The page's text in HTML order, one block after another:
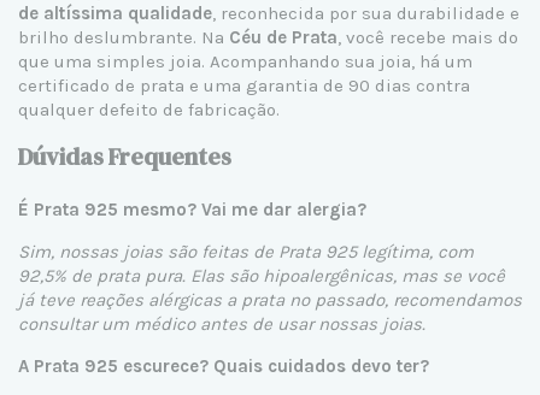
de altíssima qualidade, reconhecida por sua durabilidade e
brilho deslumbrante. Na Céu de Prata, você recebe mais do
que uma simples joia. Acompanhando sua joia, há um
certificado de prata e uma garantia de 90 dias contra
qualquer defeito de fabricação.
Dúvidas Frequentes
É Prata 925 mesmo? Vai me dar alergia?
Sim, nossas joias são feitas de Prata 925 legítima, com
92,5% de prata pura. Elas são hipoalergênicas, mas se você
já teve reações alérgicas a prata no passado, recomendamos
consultar um médico antes de usar nossas joias.
A Prata 925 escurece? Quais cuidados devo ter?